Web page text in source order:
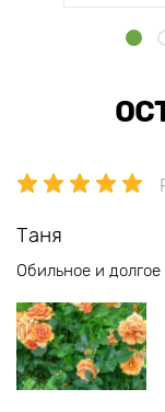
Таня
Обильное и